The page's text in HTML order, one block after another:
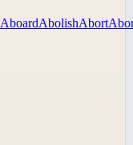
AboardAbolishAbort